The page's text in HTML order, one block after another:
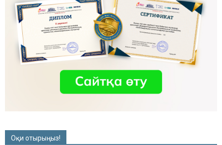
Оқи отырыңыз!